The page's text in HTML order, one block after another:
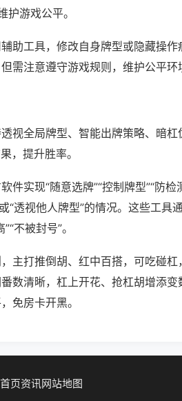
游戏公平。
助工具，修改自身牌型或隐藏操作
需注意遵守游戏规则，维护公平环
视全局牌型、智能出牌策略、暗杠
，提升胜率。
件实现“随意选牌”“控制牌型”“防检
“透视他人牌型”的情况。这些工具
不被封号”。
主打推倒胡、红中百搭，可吃碰杠
数清晰，杠上开花、抢杠胡增添
免房卡开黑。
首页资讯网站地图